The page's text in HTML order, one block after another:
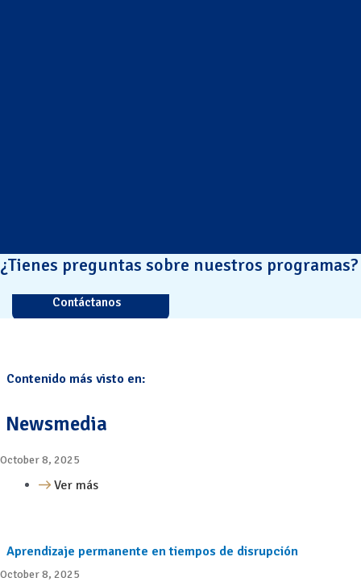
¿Tienes preguntas sobre nuestros programas?
Contáctanos
Contenido más visto en:
Newsmedia
October 8, 2025
Ver más
Aprendizaje permanente en tiempos de disrupción
October 8, 2025